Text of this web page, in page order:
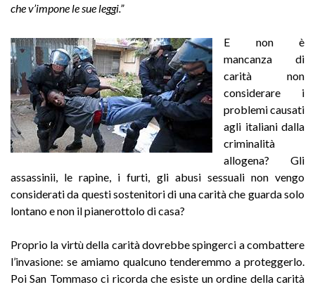
che v’impone le sue leggi.”
E non è
mancanza di
carità non
considerare i
problemi causati
agli italiani dalla
criminalità
allogena? Gli
assassinii, le rapine, i furti, gli abusi sessuali non vengo
considerati da questi sostenitori di una carità che guarda solo
lontano e non il pianerottolo di casa?
Proprio la virtù della carità dovrebbe spingerci a combattere
l’invasione: se amiamo qualcuno tenderemmo a proteggerlo.
Poi San Tommaso ci ricorda che esiste un ordine della carità